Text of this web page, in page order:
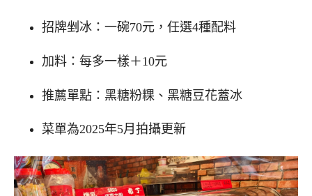
招牌剉冰：一碗70元，任選4種配料
加料：每多一樣＋10元
推薦單點：黑糖粉粿、黑糖豆花蓋冰
菜單為2025年5月拍攝更新